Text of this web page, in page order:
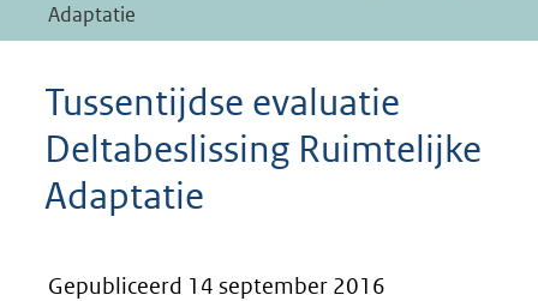
Adaptatie
Tussentijdse evaluatie
Deltabeslissing Ruimtelijke
Adaptatie
Gepubliceerd 14 september 2016